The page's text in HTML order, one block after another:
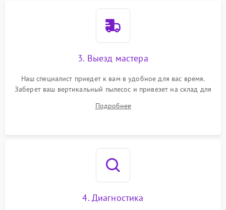
3. Выезд мастера
Наш специалист приедет к вам в удобное для вас время.
Заберет ваш вертикальный пылесос и привезет на склад для
Подробнее
4. Диагностика